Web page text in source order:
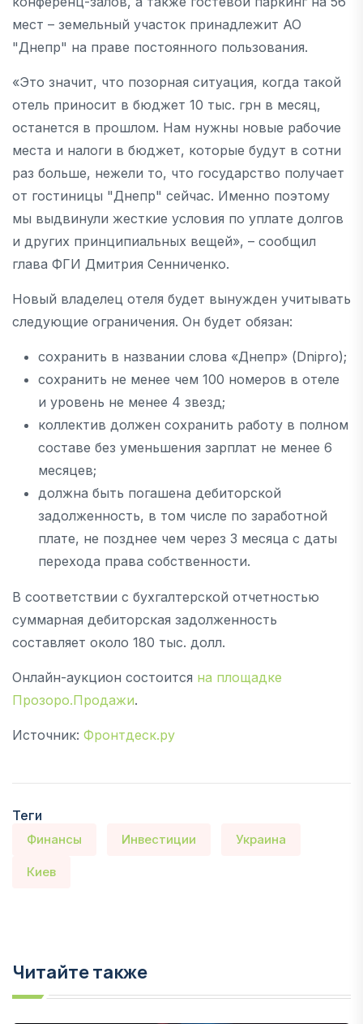
мест – земельный участок принадлежит АО
"Днепр" на праве постоянного пользования.
«Это значит, что позорная ситуация, когда такой
отель приносит в бюджет 10 тыс. грн в месяц,
останется в прошлом. Нам нужны новые рабочие
места и налоги в бюджет, которые будут в сотни
раз больше, нежели то, что государство получает
от гостиницы "Днепр" сейчас. Именно поэтому
мы выдвинули жесткие условия по уплате долгов
и других принципиальных вещей», – сообщил
глава ФГИ Дмитрия Сенниченко.
Новый владелец отеля будет вынужден учитывать
следующие ограничения. Он будет обязан:
сохранить в названии слова «Днепр» (Dnipro);
сохранить не менее чем 100 номеров в отеле
и уровень не менее 4 звезд;
коллектив должен сохранить работу в полном
составе без уменьшения зарплат не менее 6
месяцев;
должна быть погашена дебиторской
задолженность, в том числе по заработной
плате, не позднее чем через 3 месяца с даты
перехода права собственности.
В соответствии с бухгалтерской отчетностью
суммарная дебиторская задолженность
составляет около 180 тыс. долл.
Онлайн-аукцион состоится на площадке
Прозоро.Продажи.
Источник: Фронтдеск.ру
Теги
Финансы Инвестиции Украина
Киев
Читайте также